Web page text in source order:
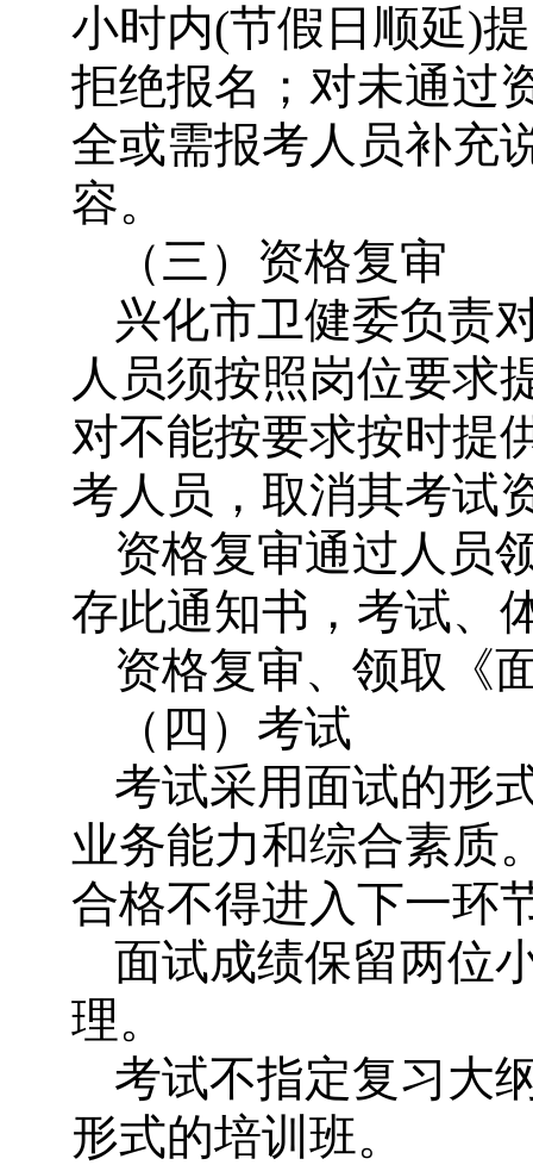
小时内(节假日顺延)
拒绝报名；对未通过
全或需报考人员补充
容。
（三）资格复审
兴化市卫健委负责
人员须按照岗位要求
对不能按要求按时提
考人员，取消其考试
资格复审通过人员
存此通知书，考试、
资格复审、领取《
（四）考试
考试采用面试的形
业务能力和综合素质
合格不得进入下一环
面试成绩保留两位
理。
考试不指定复习大
形式的培训班。